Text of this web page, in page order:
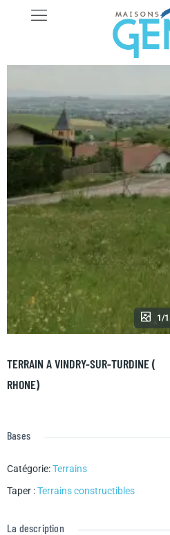
TERRAIN A VINDRY-SUR-TURDINE ( RHONE)
1/1
TERRAIN A VINDRY-SUR-TURDINE (
RHONE)
Bases
Catégorie:Terrains
Taper :Terrains constructibles
La description